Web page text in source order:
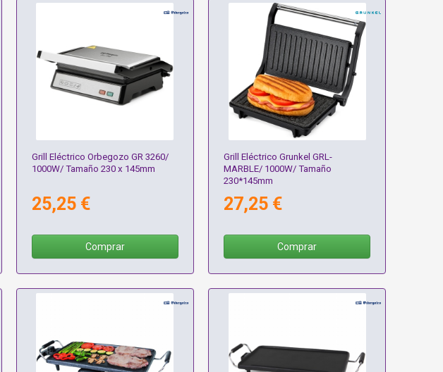
Grill Eléctrico Orbegozo GR 3260/
1000W/ Tamaño 230 x 145mm
25,25 €
Comprar
Grill Eléctrico Grunkel GRL-
MARBLE/ 1000W/ Tamaño
230*145mm
27,25 €
Comprar